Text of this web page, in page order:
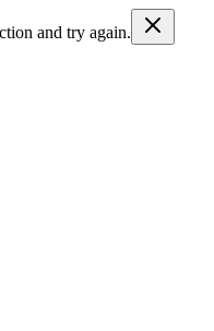
and try again.